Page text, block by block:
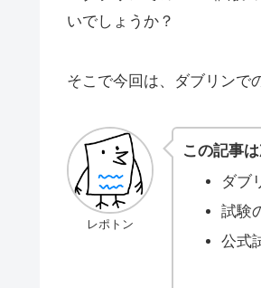
いでしょうか？
そこで今回は、ダブリンで
レポトン
この記事
ダブ
試験
公式